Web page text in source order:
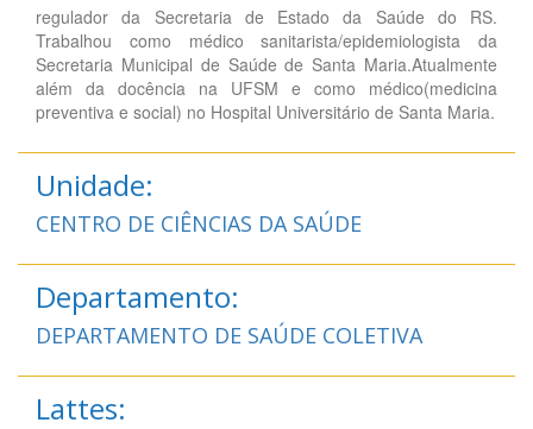
regulador da Secretaria de Estado da Saúde do RS.
Trabalhou como médico sanitarista/epidemiologista da
Secretaria Municipal de Saúde de Santa Maria.Atualmente
além da docência na UFSM e como médico(medicina
preventiva e social) no Hospital Universitário de Santa Maria.
Unidade:
CENTRO DE CIÊNCIAS DA SAÚDE
Departamento:
DEPARTAMENTO DE SAÚDE COLETIVA
Lattes: